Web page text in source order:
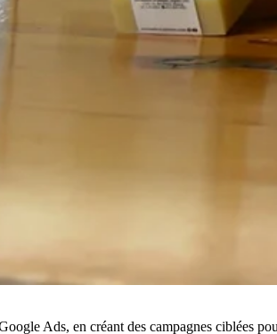
Ads, en créant des campagnes ciblées